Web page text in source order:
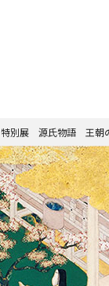
特別展 源氏物語 王朝